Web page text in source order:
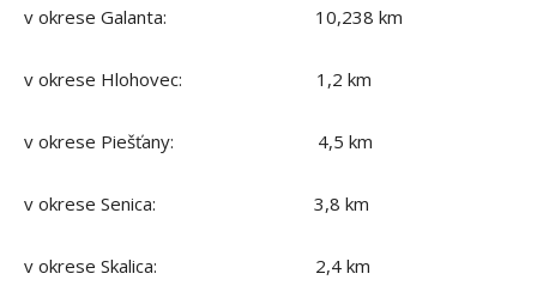
v okrese Galanta: 10,238 km
v okrese Hlohovec: 1,2 km
v okrese Piešťany: 4,5 km
v okrese Senica: 3,8 km
v okrese Skalica: 2,4 km